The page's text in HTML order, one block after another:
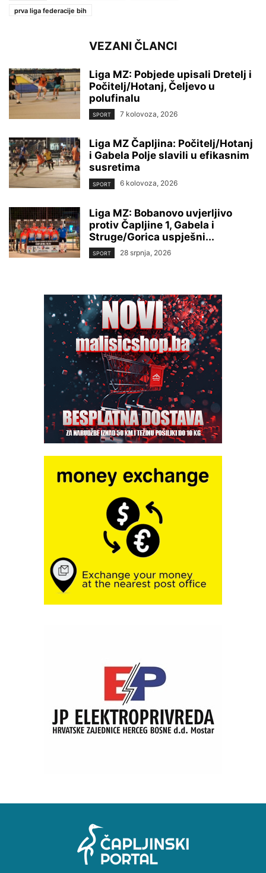
prva liga federacije bih
VEZANI ČLANCI
Liga MZ: Pobjede upisali Dretelj i
Počitelj/Hotanj, Čeljevo u
polufinalu
SPORT 7 kolovoza, 2026
Liga MZ Čapljina: Počitelj/Hotanj
i Gabela Polje slavili u efikasnim
susretima
SPORT 6 kolovoza, 2026
Liga MZ: Bobanovo uvjerljivo
protiv Čapljine 1, Gabela i
Struge/Gorica uspješni...
SPORT 28 srpnja, 2026